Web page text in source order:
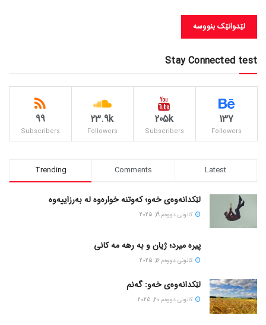
Stay Connected test
137
Followers
205k
Subscribers
23.9k
Followers
99
Subscribers
Trending Comments Latest
لێکدانەوەی خەو؛ کەوتنە خوارەوە لە بەرزاییەوە
كانونی دووه‌م 19, 2025
پیره میرد؛ ژیان و به رهه مه کانی
كانونی دووه‌م 16, 2025
لێکدانەوەی خەو: گەنم
كانونی دووه‌م 20, 2025